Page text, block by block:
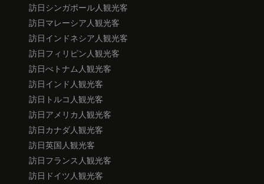
訪日シンガポール人観光客
訪日マレーシア人観光客
訪日インドネシア人観光客
訪日フィリピン人観光客
訪日べトナム人観光客
訪日インド人観光客
訪日トルコ人観光客
訪日アメリカ人観光客
訪日カナダ人観光客
訪日英国人観光客
訪日フランス人観光客
訪日ドイツ人観光客